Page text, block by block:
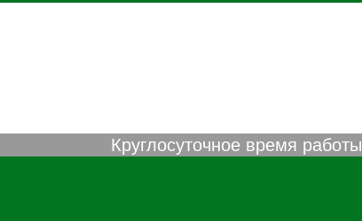
Круглосуточное время работы